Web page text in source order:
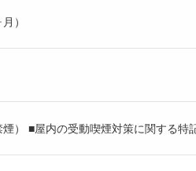
）
） ■屋内の受動喫煙対策に関する特